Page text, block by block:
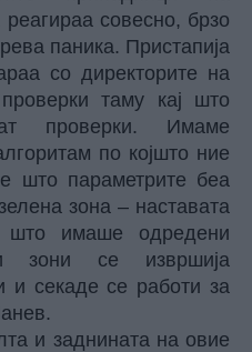
совесно, брзо
паника. Пристапија
со директорите на
таму кај што
проверки. Имаме
по којшто ние
што параметрите беа
зона – наставата
што имаше одредени
зони се извршија
и секаде се работи за
и заднината на овие